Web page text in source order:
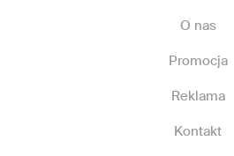
O nas
Promocja
Reklama
Kontakt